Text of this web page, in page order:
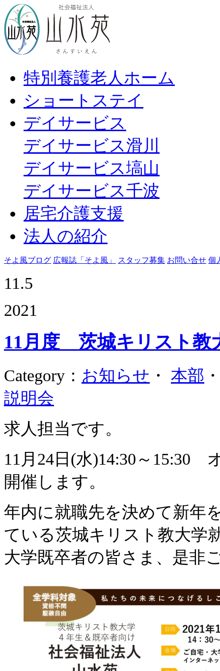
特別養護老人ホーム
ショートステイ
デイサービス
デイサービス滑川
デイサービス塙山
デイサービス千波
居宅介護支援
法人の紹介
そよ風ブログ 広報誌「そよ風」 スタッフ募集 お問い合せ 個
11.5
2021
11月度 茨城キリスト
Category ： お知らせ ・ 本部
説明会
求人担当です。
11月24日(水)14:30～15:30
開催します。
年内に就職先を決めて新年
ている茨城キリスト教大学
大学既卒者の皆さま、是非